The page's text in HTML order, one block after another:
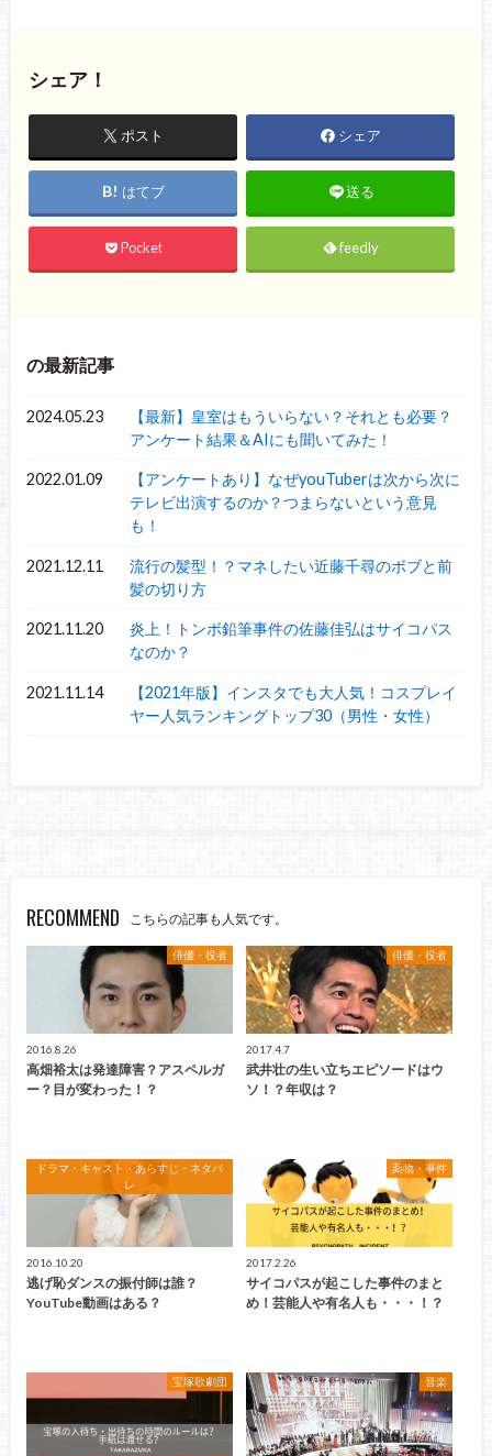
シェア！
ポスト シェア
はてブ 送る
Pocket feedly
の最新記事
2024.05.23
【最新】皇室はもういらない？それとも必要？
アンケート結果＆AIにも聞いてみた！
2022.01.09
【アンケートあり】なぜyouTuberは次から次に
テレビ出演するのか？つまらないという意見
も！
2021.12.11
流行の髪型！？マネしたい近藤千尋のボブと前
髪の切り方
2021.11.20
炎上！トンボ鉛筆事件の佐藤佳弘はサイコパス
なのか？
2021.11.14
【2021年版】インスタでも大人気！コスプレイ
ヤー人気ランキングトップ30（男性・女性）
RECOMMEND こちらの記事も人気です。
俳優・役者
2016.8.26
高畑裕太は発達障害？アスペルガ
ー？目が変わった！？
俳優・役者
2017.4.7
武井壮の生い立ちエピソードはウ
ソ！？年収は？
ドラマ・キャスト・あらすじ・ネタバ
レ
2016.10.20
逃げ恥ダンスの振付師は誰？
YouTube動画はある？
薬物・事件
2017.2.26
サイコパスが起こした事件のまと
め！芸能人や有名人も・・・！？
宝塚歌劇団 音楽